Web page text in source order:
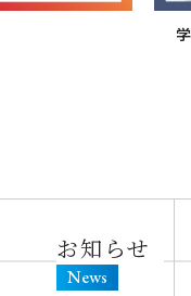
お知らせ
News